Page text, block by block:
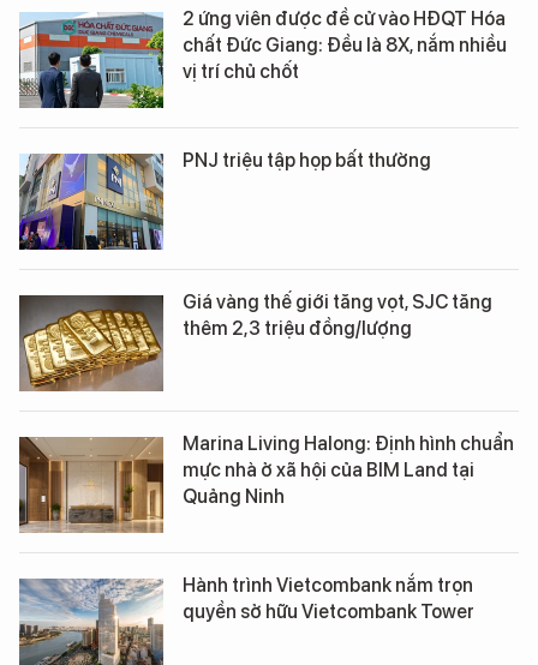
2 ứng viên được đề cử vào HĐQT Hóa
chất Đức Giang: Đều là 8X, nắm nhiều
vị trí chủ chốt
PNJ triệu tập họp bất thường
Giá vàng thế giới tăng vọt, SJC tăng
thêm 2,3 triệu đồng/lượng
Marina Living Halong: Định hình chuẩn
mực nhà ở xã hội của BIM Land tại
Quảng Ninh
Hành trình Vietcombank nắm trọn
quyền sở hữu Vietcombank Tower